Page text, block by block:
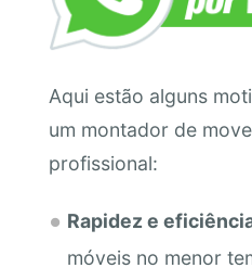
Aqui estão alguns
um montador de
profissional:
Rapidez e
móveis no menor